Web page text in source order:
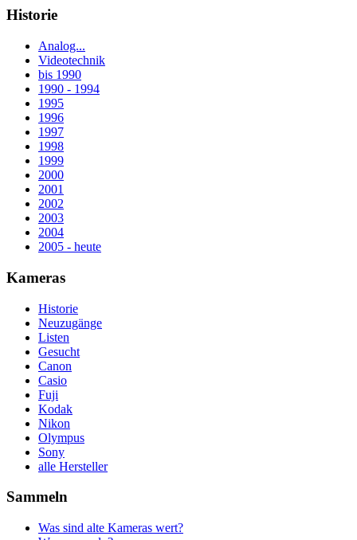
Historie
Analog...
Videotechnik
bis 1990
1990 - 1994
1995
1996
1997
1998
1999
2000
2001
2002
2003
2004
2005 - heute
Kameras
Historie
Neuzugänge
Listen
Gesucht
Canon
Casio
Fuji
Kodak
Nikon
Olympus
Sony
alle Hersteller
Sammeln
Was sind alte Kameras wert?